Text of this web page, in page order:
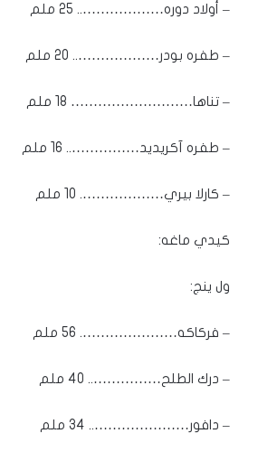
– أولاد دوره……………….. 25 ملم
– طفره بودر……………….. 20 ملم
– تناها……………………… 18 ملم
– طفره آكريديد…………….. 16 ملم
– كارلا بيري………………. 10 ملم
كيدي ماغه:
ول ينج:
– فركاكه…………………. 56 ملم
– درك الطلح…………….. 40 ملم
– دافور………………….. 34 ملم